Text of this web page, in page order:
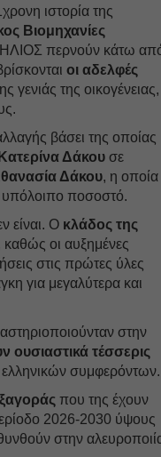
ιστορία της
Βιομηχανίες
ΗΛΙΟΣ περνούν κάτω
οι αδελφές
γενιάς της οικογένειας,
βάσει της οποίας
Κατερίνα Δάκουσε
Δάκου, η οποία
υπόλοιπο ποσοστό.
είναι. Ο κλάδος της
καθώς οι αυξημένες
στις πρώτες ύλες
για μεγαλύτερα και
στην
τέσσερις
συμφερόντων.
που της έχουν
2026-2030 ύψους
στην